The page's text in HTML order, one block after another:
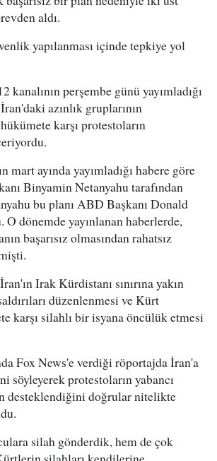
aldı.
yapılanması içinde tepkiye yol
kanalının perşembe günü yayımladığı
azınlık gruplarının
karşı protestoların
mart ayında yayımladığı habere göre
Binyamin Netanyahu tarafından
bu planı ABD Başkanı Donald
dönemde yayınlanan haberlerde,
başarısız olmasından rahatsız
Irak Kürdistanı sınırına yakın
düzenlenmesi ve Kürt
karşı silahlı bir isyana öncülük etmesi
Fox News'e verdiği röportajda İran'a
söyleyerek protestoların yabancı
desteklendiğini doğrular nitelikte
silah gönderdik, hem de çok